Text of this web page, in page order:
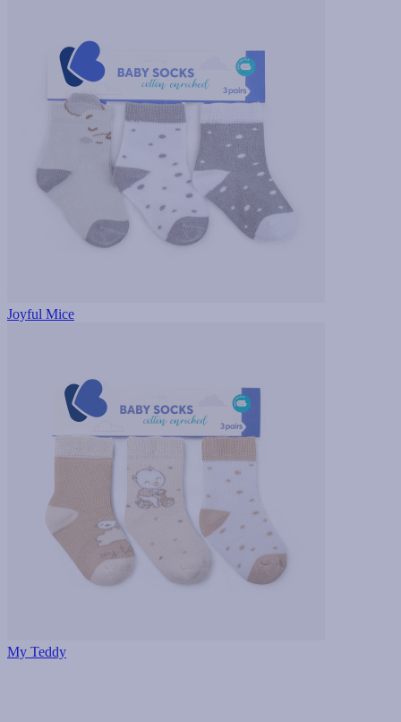
Joyful Mice
My Teddy